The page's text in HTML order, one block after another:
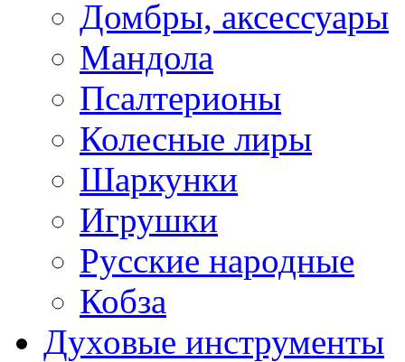
Домбры, аксессуары
Мандола
Псалтерионы
Колесные лиры
Шаркунки
Игрушки
Русские народные
Кобза
Духовые инструменты